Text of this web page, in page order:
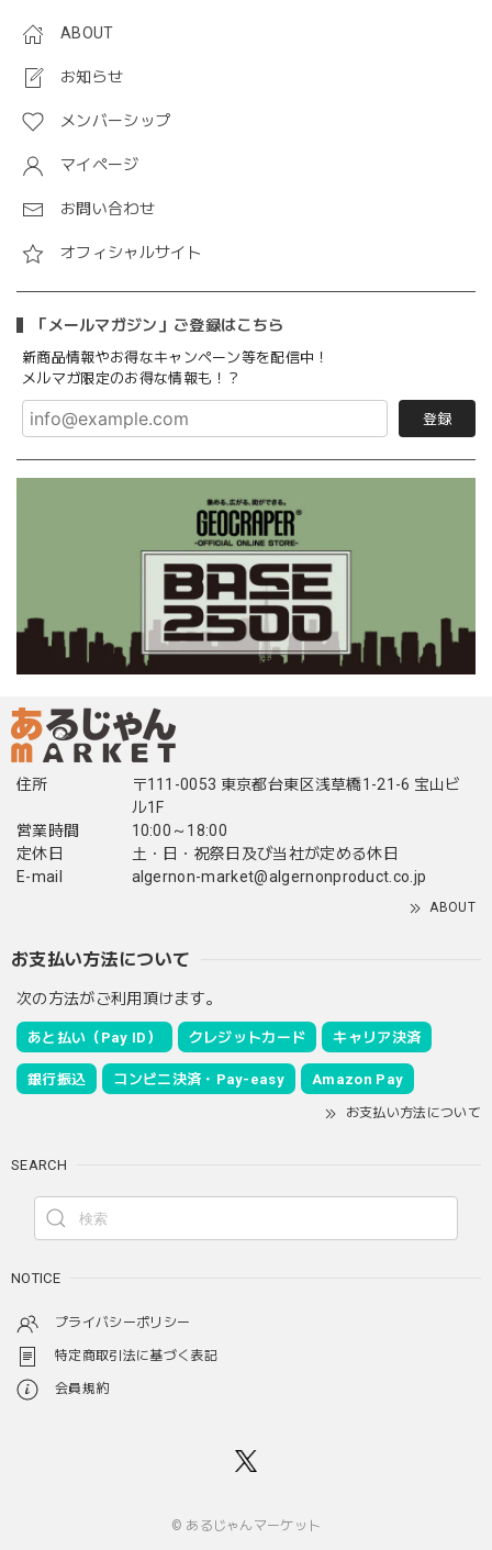
ABOUT
お知らせ
メンバーシップ
マイページ
お問い合わせ
オフィシャルサイト
「メールマガジン」ご登録はこちら
新商品情報やお得なキャンペーン等を配信中！
メルマガ限定のお得な情報も！？
登録
住所
〒111-0053 東京都台東区浅草橋1-21-6 宝山ビ
ル1F
営業時間
10:00～18:00
定休日
土・日・祝祭日及び当社が定める休日
E-mail
algernon-market@algernonproduct.co.jp
ABOUT
お支払い方法について
次の方法がご利用頂けます。
あと払い（Pay ID） クレジットカード キャリア決済
銀行振込 コンビニ決済・Pay-easy Amazon Pay
お支払い方法について
SEARCH
NOTICE
プライバシーポリシー
特定商取引法に基づく表記
会員規約
© あるじゃんマーケット